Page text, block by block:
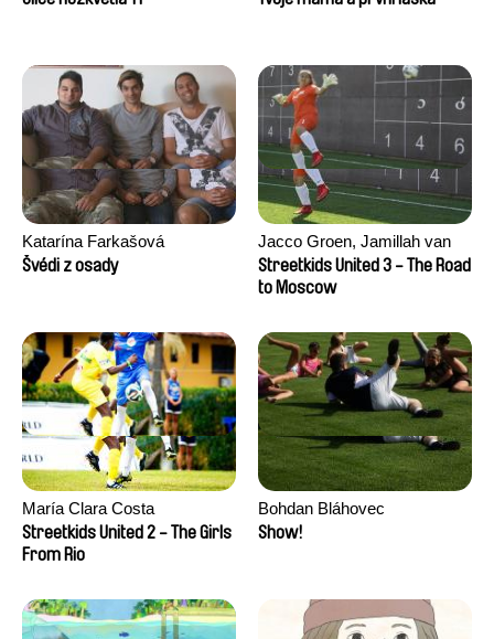
Katarína Farkašová
Švédi z osady
Jacco Groen, Jamillah van
der Hulst
Streetkids United 3 - The Road
to Moscow
María Clara Costa
Streetkids United 2 - The Girls
From Rio
Bohdan Bláhovec
Show!